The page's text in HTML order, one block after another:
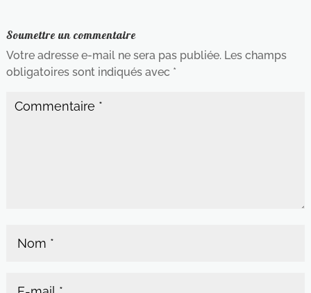
Soumettre un commentaire
Votre adresse e-mail ne sera pas publiée. Les champs
obligatoires sont indiqués avec *